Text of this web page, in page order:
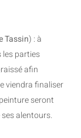
Tassin) : à
les parties
afin
viendra finaliser
seront
alentours.